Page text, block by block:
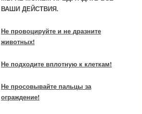
ВАШИ ДЕЙСТВИЯ.
Не провоцируйте и не дразните
животных!
Не подходите вплотную к клеткам!
Не просовывайте пальцы за
ограждение!